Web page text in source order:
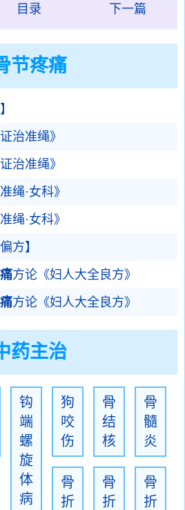
目录 下一篇
节疼痛
治准绳》
治准绳》
绳·女科》
绳·女科》
方】
方论《妇人大全良方》
方论《妇人大全良方》
药主治
钩
端
螺
旋
体
病
狗
咬
伤
骨
结
核
骨
髓
炎
骨
折
骨
折
骨
折